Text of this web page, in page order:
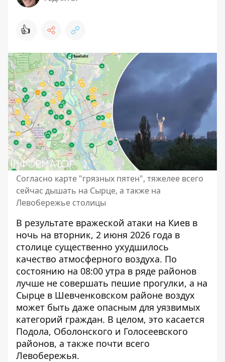
👍
Согласно карте "грязных пятен", тяжелее всего
сейчас дышать на Сырце, а также на
Левобережье столицы
В результате вражеской атаки на Киев в
ночь на вторник, 2 июня 2026 года в
столице существенно ухудшилось
качество атмосферного воздуха. По
состоянию на 08:00 утра в ряде районов
лучше не совершать пешие прогулки, а на
Сырце в Шевченковском районе воздух
может быть даже опасным для уязвимых
категорий граждан. В целом, это касается
Подола, Оболонского и Голосеевского
районов, а также почти всего
Левобережья.